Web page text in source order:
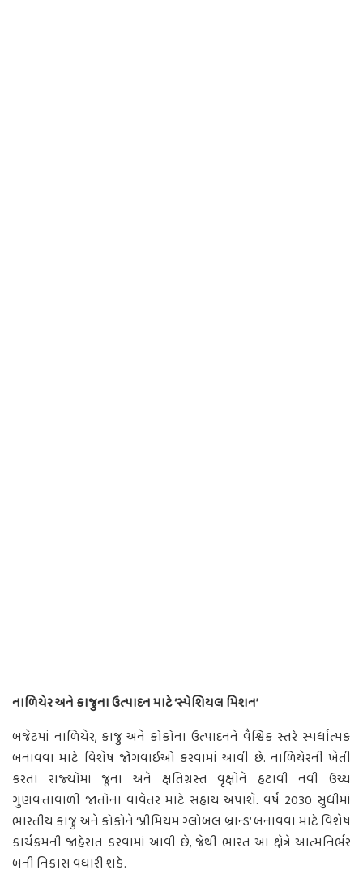
નાળિયેર અને કાજુના ઉત્પાદન માટે ‘સ્પેશિયલ મિશન’
બજેટમાં નાળિયેર, કાજુ અને કોકોના ઉત્પાદનને વૈશ્વિક સ્તરે સ્પર્ધાત્મક
બનાવવા માટે વિશેષ જોગવાઈઓ કરવામાં આવી છે. નાળિયેરની ખેતી
કરતા રાજ્યોમાં જૂના અને ક્ષતિગ્રસ્ત વૃક્ષોને હટાવી નવી ઉચ્ચ
ગુણવત્તાવાળી જાતોના વાવેતર માટે સહાય અપાશે. વર્ષ 2030 સુધીમાં
ભારતીય કાજુ અને કોકોને ‘પ્રીમિયમ ગ્લોબલ બ્રાન્ડ’ બનાવવા માટે વિશેષ
કાર્યક્રમની જાહેરાત કરવામાં આવી છે, જેથી ભારત આ ક્ષેત્રે આત્મનિર્ભર
બની નિકાસ વધારી શકે.